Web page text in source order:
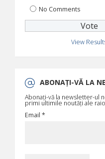
No Comments
View
ABONAȚI-VĂ LA
Abonați-vă la newsletter-ul
primi ultimile noutăți ale
Email *